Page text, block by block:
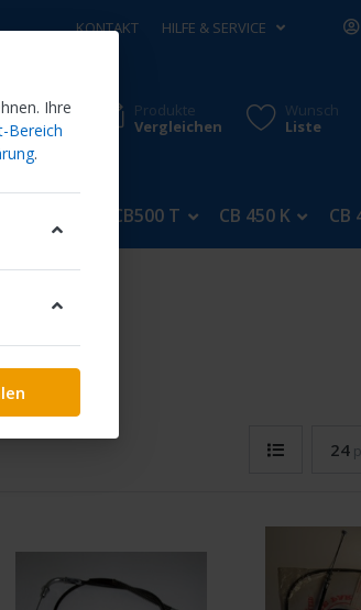
KONTAKT HILFE & SERVICE
Produkte
Vergleichen
Wunsch
Liste
CB500 T CB 450 K CB
24
Ihre
Bereich
.